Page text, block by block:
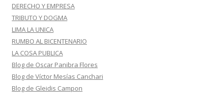
DERECHO Y EMPRESA
TRIBUTO Y DOGMA
LIMA LA UNICA
RUMBO AL BICENTENARIO
LA COSA PUBLICA
Blog de Oscar Panibra Flores
Blog de Víctor Mesías Canchari
Blog de Gleidis Campon